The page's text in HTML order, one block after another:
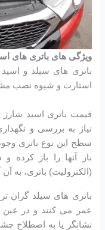
ویژگی های باتری های
باتری های سیلد و
استارت و شیوه نصب
قیمت باتری اسید شارژ
نیاز به بررسی و
سطح این نوع باتری
بار آنها را باز
(الکترولیت) باتری، به
باتری های سیلد گران
عمر می کنند و در عین
نشانگر یا به اصطلاح